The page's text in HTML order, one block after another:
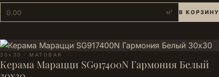
м² В КОРЗИНУ
30×30 · МАТОВАЯ
Керама Марацци SG917400N Гармония Белый